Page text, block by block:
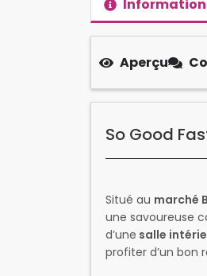
Aperçu
So Good
Situé au marché
une savoureuse
d’une salle
profiter d’un bon